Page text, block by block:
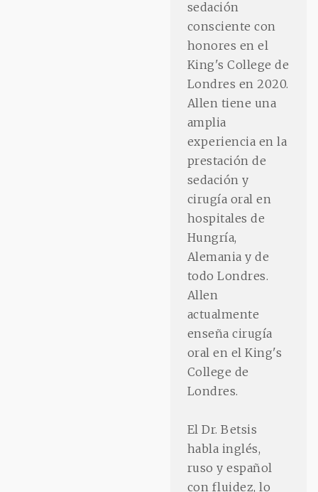
sedación
consciente con
honores en el
King's College de
Londres en 2020.
Allen tiene una
amplia
experiencia en la
prestación de
sedación y
cirugía oral en
hospitales de
Hungría,
Alemania y de
todo Londres.
Allen
actualmente
enseña cirugía
oral en el King's
College de
Londres.
El Dr. Betsis
habla inglés,
ruso y español
con fluidez, lo